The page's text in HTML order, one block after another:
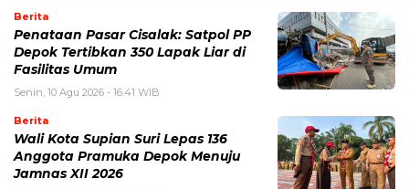
Berita
Penataan Pasar Cisalak: Satpol PP
Depok Tertibkan 350 Lapak Liar di
Fasilitas Umum
Senin, 10 Agu 2026 - 16:41 WIB
Berita
Wali Kota Supian Suri Lepas 136
Anggota Pramuka Depok Menuju
Jamnas XII 2026